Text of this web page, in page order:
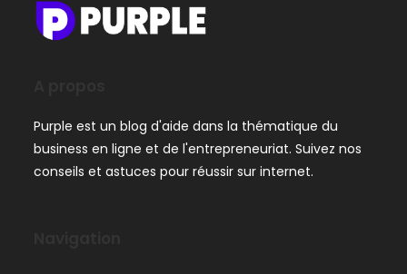
Purple est un blog d'aide dans la thématique du
business en ligne et de l'entrepreneuriat. Suivez nos
conseils et astuces pour réussir sur internet.